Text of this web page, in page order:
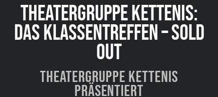
THEATERGRUPPE KETTENIS:
DAS KLASSENTREFFEN – SOLD
OUT
Theatergruppe Kettenis
präsentiert